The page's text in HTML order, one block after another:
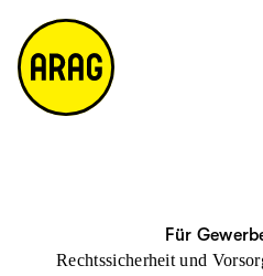
m
a
p
Für
Rechtssicherheit und